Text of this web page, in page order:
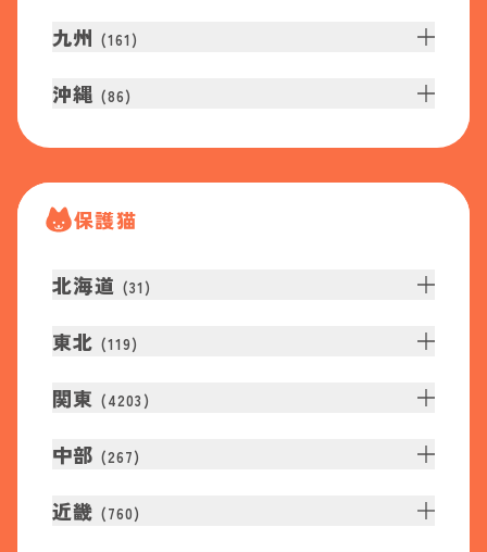
九州 (161 )
沖縄 (86)
保護猫
北海道 (31 )
東北 (119)
関東 (4203 )
中部 (267)
近畿 (760)